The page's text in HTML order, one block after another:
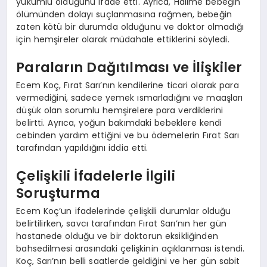
ölümünden dolayı suçlanmasına rağmen, bebeğin
zaten kötü bir durumda olduğunu ve doktor olmadığı
için hemşireler olarak müdahale ettiklerini söyledi.
Paraların Dağıtılması ve İlişkiler
Ecem Koç, Fırat Sarı’nın kendilerine ticari olarak para
vermediğini, sadece yemek ısmarladığını ve maaşları
düşük olan sorumlu hemşirelere para verdiklerini
belirtti. Ayrıca, yoğun bakımdaki bebeklere kendi
cebinden yardım ettiğini ve bu ödemelerin Fırat Sarı
tarafından yapıldığını iddia etti.
Çelişkili İfadelerle İlgili
Soruşturma
Ecem Koç’un ifadelerinde çelişkili durumlar olduğu
belirtilirken, savcı tarafından Fırat Sarı’nın her gün
hastanede olduğu ve bir doktorun eksikliğinden
bahsedilmesi arasındaki çelişkinin açıklanması istendi.
Koç, Sarı’nın belli saatlerde geldiğini ve her gün sabit